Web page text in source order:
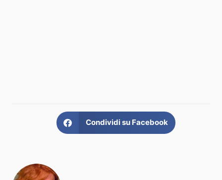
Condividi su Facebook